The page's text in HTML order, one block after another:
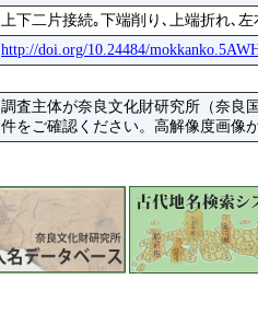
上下二片接続｡下端削り､上端折れ､左
http://doi.org/10.24484/
調査主体が奈良文化財研究所（奈良
件をご確認ください。高解像度画像